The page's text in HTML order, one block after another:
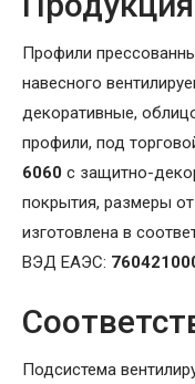
Профили
навесного
декоративные,
профили, под
6060 с защитно-
покрытия, размеры
изготовлена в
ВЭД ЕАЭС:
Подсистема